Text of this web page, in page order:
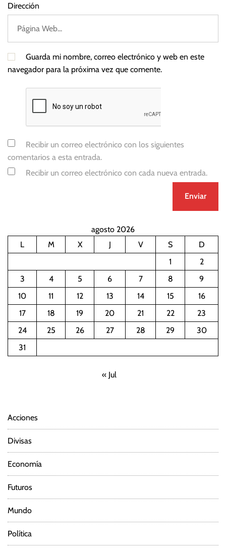
Dirección
Guarda mi nombre, correo electrónico y web en este
navegador para la próxima vez que comente.
Recibir un correo electrónico con los siguientes
comentarios a esta entrada.
Recibir un correo electrónico con cada nueva entrada.
agosto 2026
L
M X J V S
D
1
2
3
4 5 6 7 8
9
10
11 12 13 14 15
16
17
18 19 20 21 22
23
24
25 26 27 28 29
30
31
« Jul
Acciones
Divisas
Economía
Futuros
Mundo
Política